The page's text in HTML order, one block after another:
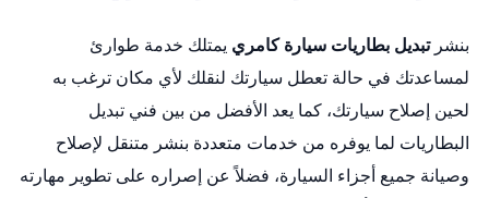
بنشرتبديل بطاريات سيارة كامري يمتلك خدمة طوارئ
لمساعدتك في حالة تعطل سيارتك لنقلك لأي مكان ترغب به
لحين إصلاح سيارتك، كما يعد الأفضل من بين فني تبديل
البطاريات لما يوفره من خدمات متعددة بنشر متنقل لإصلاح
وصيانة جميع أجزاء السيارة، فضلاً عن إصراره على تطوير مهارته